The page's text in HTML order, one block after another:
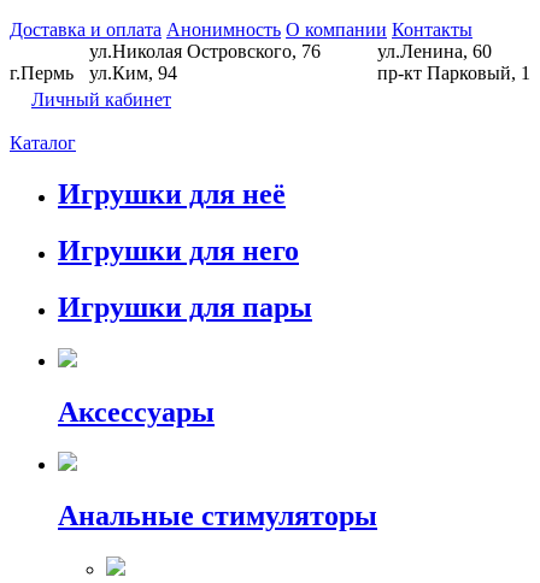
Доставка и оплата Анонимность О компании Контакты
г.Пермь
ул.Николая Островского, 76
ул.Ким, 94
ул.Ленина, 60
пр-кт Парковый, 1
Личный кабинет
Каталог
Игрушки для неё
Игрушки для него
Игрушки для пары
Аксессуары
Анальные стимуляторы